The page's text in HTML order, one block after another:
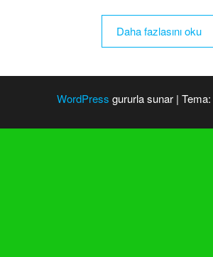
Daha fazlasını oku
WordPress gururla sunar | Tema: